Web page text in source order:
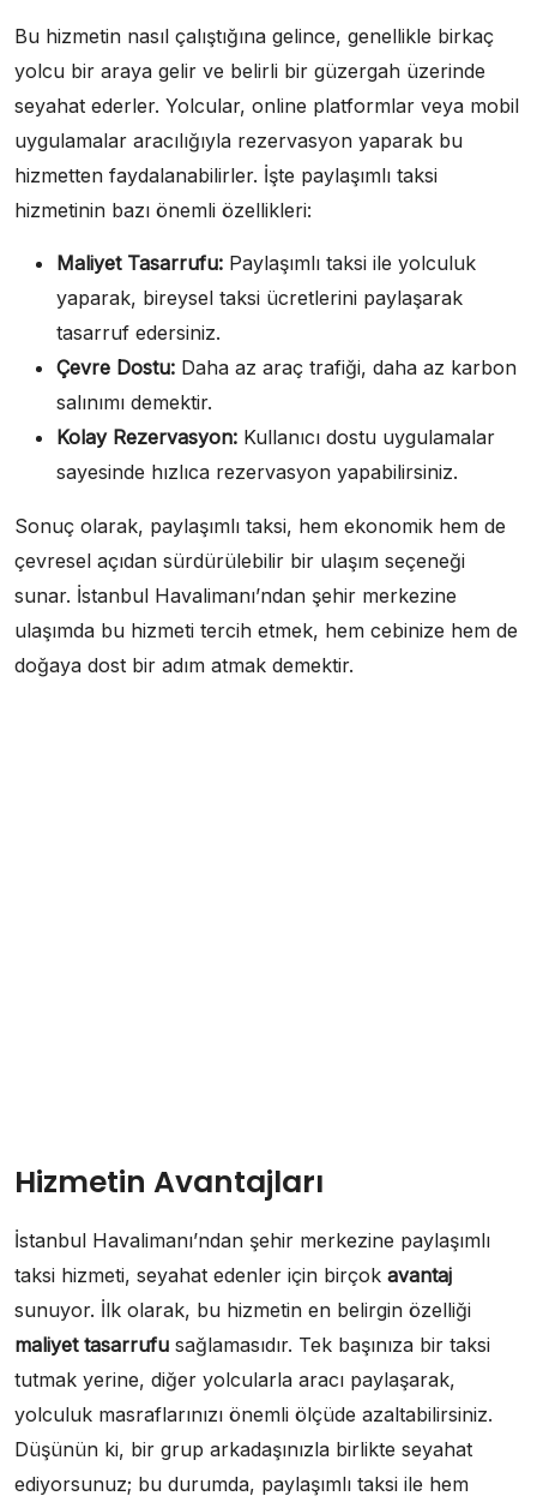
Bu hizmetin nasıl çalıştığına gelince, genellikle birkaç
yolcu bir araya gelir ve belirli bir güzergah üzerinde
seyahat ederler. Yolcular, online platformlar veya mobil
uygulamalar aracılığıyla rezervasyon yaparak bu
hizmetten faydalanabilirler. İşte paylaşımlı taksi
hizmetinin bazı önemli özellikleri:
Maliyet Tasarrufu: Paylaşımlı taksi ile yolculuk
yaparak, bireysel taksi ücretlerini paylaşarak
tasarruf edersiniz.
Çevre Dostu: Daha az araç trafiği, daha az karbon
salınımı demektir.
Kolay Rezervasyon: Kullanıcı dostu uygulamalar
sayesinde hızlıca rezervasyon yapabilirsiniz.
Sonuç olarak, paylaşımlı taksi, hem ekonomik hem de
çevresel açıdan sürdürülebilir bir ulaşım seçeneği
sunar. İstanbul Havalimanı’ndan şehir merkezine
ulaşımda bu hizmeti tercih etmek, hem cebinize hem de
doğaya dost bir adım atmak demektir.
Hizmetin Avantajları
İstanbul Havalimanı’ndan şehir merkezine paylaşımlı
taksi hizmeti, seyahat edenler için birçok avantaj
sunuyor. İlk olarak, bu hizmetin en belirgin özelliği
maliyet tasarrufu sağlamasıdır. Tek başınıza bir taksi
tutmak yerine, diğer yolcularla aracı paylaşarak,
yolculuk masraflarınızı önemli ölçüde azaltabilirsiniz.
Düşünün ki, bir grup arkadaşınızla birlikte seyahat
ediyorsunuz; bu durumda, paylaşımlı taksi ile hem